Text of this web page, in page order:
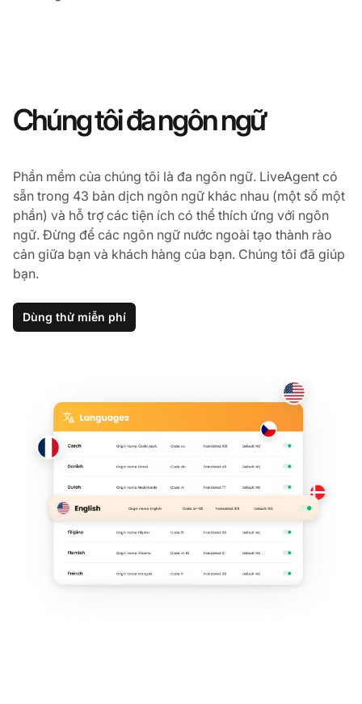
Chúng tôi đa ngôn ngữ
Phần mềm của chúng tôi là đa ngôn ngữ. LiveAgent có
sẵn trong 43 bản dịch ngôn ngữ khác nhau (một số một
phần) và hỗ trợ các tiện ích có thể thích ứng với ngôn
ngữ. Đừng để các ngôn ngữ nước ngoài tạo thành rào
cản giữa bạn và khách hàng của bạn. Chúng tôi đã giúp
bạn.
Dùng thử miễn phí